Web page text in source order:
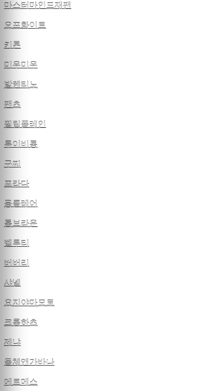
마스터마인드재팬
오프화이트
키톤
미우미우
발렌티노
팬츠
필립플레인
루이비통
구찌
프라다
몽클레어
톰브라운
벨루티
버버리
샤넬
요지야마모토
크롬하츠
제냐
돌체앤가바나
에르메스